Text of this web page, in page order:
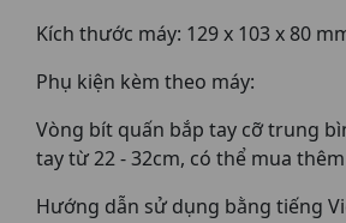
Kích thước máy: 129 x 103 x 80
Phụ kiện kèm theo máy:
Vòng bít quấn bắp tay cỡ trung
tay từ 22 - 32cm, có thể mua
Hướng dẫn sử dụng bằng tiếng